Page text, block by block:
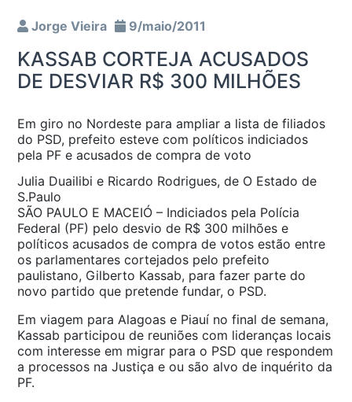
Jorge Vieira 9/maio/2011
KASSAB CORTEJA ACUSADOS
DE DESVIAR R$ 300 MILHÕES
Em giro no Nordeste para ampliar a lista de filiados
do PSD, prefeito esteve com políticos indiciados
pela PF e acusados de compra de voto
Julia Duailibi e Ricardo Rodrigues, de O Estado de
S.Paulo
SÃO PAULO E MACEIÓ – Indiciados pela Polícia
Federal (PF) pelo desvio de R$ 300 milhões e
políticos acusados de compra de votos estão entre
os parlamentares cortejados pelo prefeito
paulistano, Gilberto Kassab, para fazer parte do
novo partido que pretende fundar, o PSD.
Em viagem para Alagoas e Piauí no final de semana,
Kassab participou de reuniões com lideranças locais
com interesse em migrar para o PSD que respondem
a processos na Justiça e ou são alvo de inquérito da
PF.